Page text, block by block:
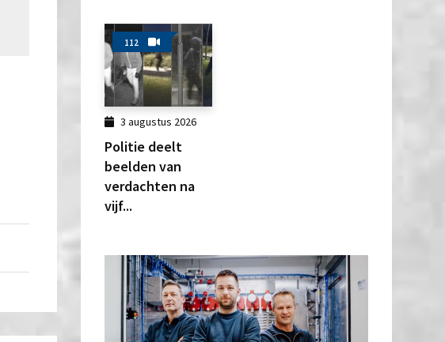
112
3 augustus 2026
Politie deelt
beelden van
verdachten na
vijf...